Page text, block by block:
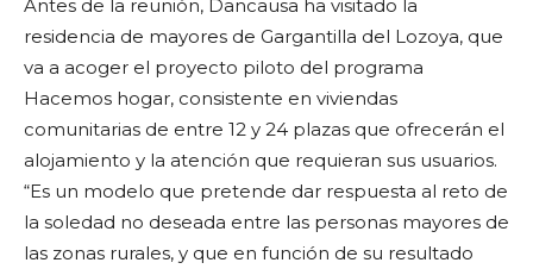
Antes de la reunión, Dancausa ha visitado la
residencia de mayores de Gargantilla del Lozoya, que
va a acoger el proyecto piloto del programa
Hacemos hogar, consistente en viviendas
comunitarias de entre 12 y 24 plazas que ofrecerán el
alojamiento y la atención que requieran sus usuarios.
“Es un modelo que pretende dar respuesta al reto de
la soledad no deseada entre las personas mayores de
las zonas rurales, y que en función de su resultado